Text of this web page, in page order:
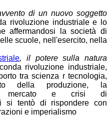
di un nuovo soggetto
rivoluzione industriale e lo
affermandosi la società di
scuole, nell'esercito, nella
, il potere sulla natura
rivoluzione industriale,
tra scienza r tecnologia,
della produzione, la
mercato e crisi di
si tentò di rispondere con
e imperialismo